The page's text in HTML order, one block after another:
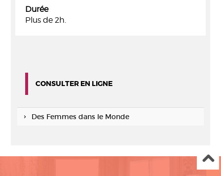
Durée
Plus de 2h.
CONSULTER EN LIGNE
Des Femmes dans le Monde